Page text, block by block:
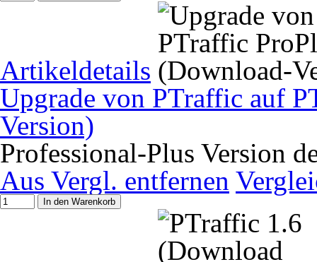
Artikeldetails
Upgrade von PTraffic auf
Version)
Professional-Plus Version
Aus Vergl. entfernen
In den Warenkorb